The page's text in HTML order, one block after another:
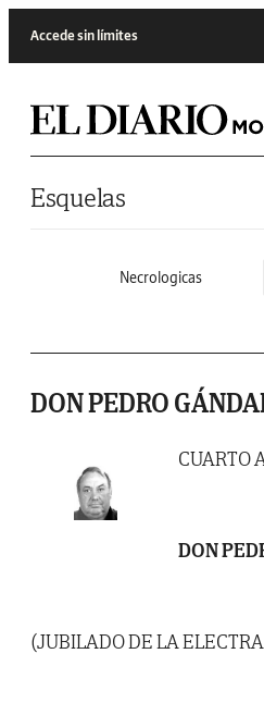
Accede sin límites
Esquelas
Necrologicas
DON PEDRO
CUARTO
DON
(JUBILADO DE LA